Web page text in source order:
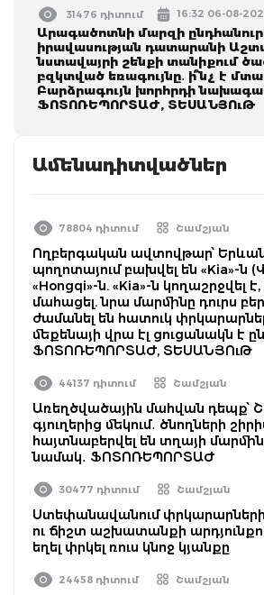
31476 դիտում 16:32 06-08-
Արագածոտնի մարզի ընդհանուր
իրավասության դատարանի
նստավայրի շենքի տանիքում
բզկտված եռագույնը․ ի՞նչ է
Բարձրագույն խորհրդի
ՖՈՏՈՌԵՊՈՐՏԱԺ, ՏԵՍԱՆՅՈւԹ
Ամենադիտվածներ
78804 դիտում Շամշյան
Ողբերգական ավտովթար՝
պողոտայում բախվել են «Kia»-ն
«Hongqi»-ն. «Kia»-ն կողաշրջվել
մահացել. նրա մարմինը դուրս
ժամանել են հատուկ
մեքենայի վրա էլ ցուցանակն է
ՖՈՏՈՌԵՊՈՐՏԱԺ, ՏԵՍԱՆՅՈւԹ
44137 դիտում Շամշյան
Առեղծվածային մահվան դեպք՝
գյուղերից մեկում․ ծնողների
հայտնաբերվել են տղայի
նամակ․ ՖՈՏՈՌԵՊՈՐՏԱԺ
30477 դիտում Շամշյան
Ստեփանավանում փրկարարների
ու ճիշտ աշխատանքի
եղել փրկել ռուս կնոջ կյանքը
24458 դիտում Շամշյան